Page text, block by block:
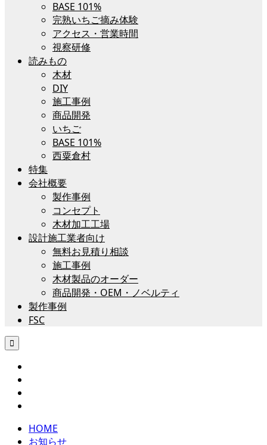
BASE 101%
完熟いちご摘み体験
アクセス・営業時間
視察研修
読みもの
木材
DIY
施工事例
商品開発
いちご
BASE 101%
西粟倉村
特集
会社概要
製作事例
コンセプト
木材加工工場
設計施工業者向け
無料お見積り相談
施工事例
木材製品のオーダー
商品開発・OEM・ノベルティ
製作事例
FSC

HOME
お知らせ